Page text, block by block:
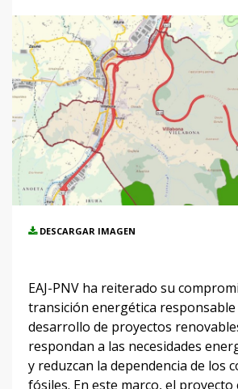
DESCARGAR IMAGEN
EAJ-PNV ha reiterado su
transición energética responsable
desarrollo de proyectos
respondan a las necesidades
y reduzcan la dependencia de los
fósiles. En este marco, el